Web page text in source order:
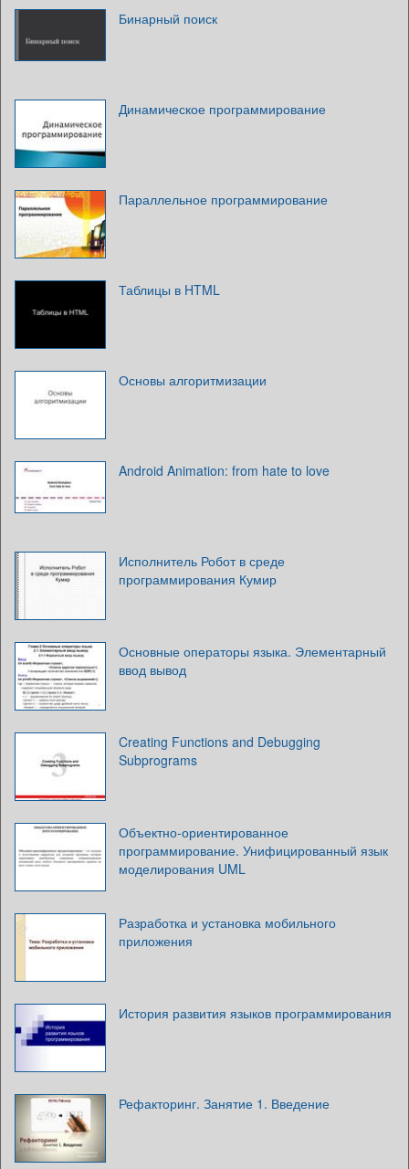
Бинарный поиск
Динамическое программирование
Параллельное программирование
Таблицы в HTML
Основы алгоритмизации
Android Animation: from hate to love
Исполнитель Робот в среде
программирования Кумир
Основные операторы языка. Элементарный
ввод вывод
Creating Functions and Debugging
Subprograms
Объектно-ориентированное
программирование. Унифицированный язык
моделирования UML
Разработка и установка мобильного
приложения
История развития языков программирования
Рефакторинг. Занятие 1. Введение